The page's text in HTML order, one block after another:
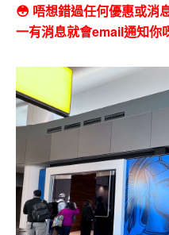
😳 唔想錯過任何優惠或消
一有消息就會email通知你